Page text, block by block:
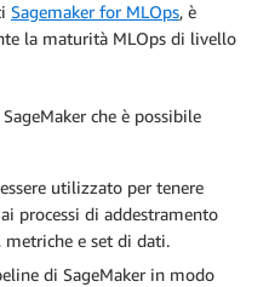
Sagemaker for MLOps, è
la maturità MLOps di livello
che è possibile
utilizzato per tenere
processi di addestramento
e set di dati.
di SageMaker in modo